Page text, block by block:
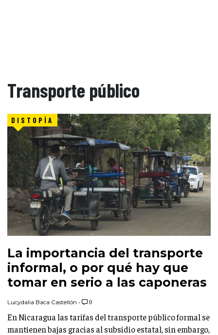
Transporte público
DISTOPÍA
La importancia del transporte
informal, o por qué hay que
tomar en serio a las caponeras
Lucydalia Baca Castellón • 0
En Nicaragua las tarifas del transporte público formal se
mantienen bajas gracias al subsidio estatal, sin embargo,